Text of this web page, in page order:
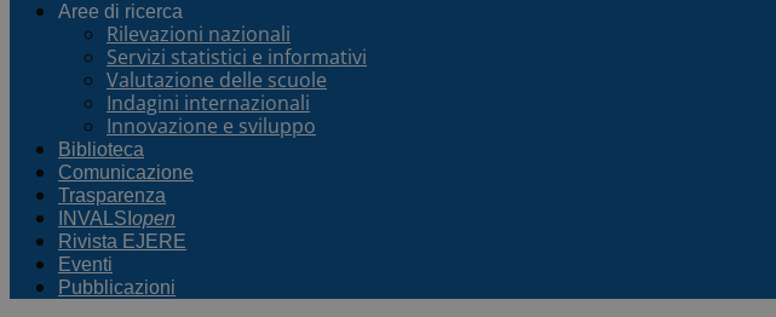
Aree di ricerca
Rilevazioni nazionali
Servizi statistici e informativi
Valutazione delle scuole
Indagini internazionali
Innovazione e sviluppo
Biblioteca
Comunicazione
Trasparenza
INVALSI open
Rivista EJERE
Eventi
Pubblicazioni